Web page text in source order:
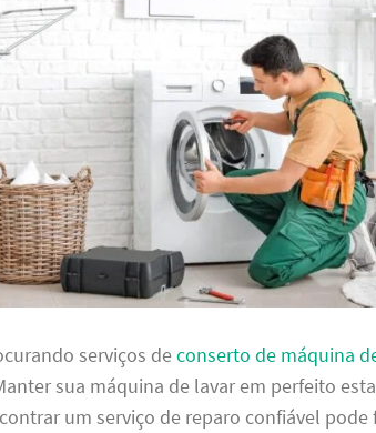
serviços deconserto de máquina
sua máquina de lavar em perfeito
um serviço de reparo confiável pode